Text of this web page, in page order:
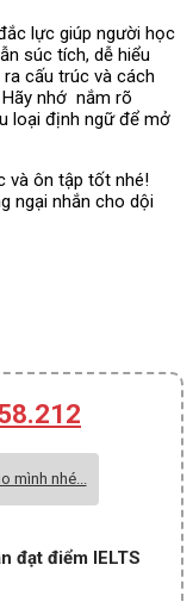
lực giúp người học
súc tích, dễ hiểu
cấu trúc và cách
nhớ nắm rõ
loại định ngữ để mở
và ôn tập tốt nhé!
ngại nhắn cho dội
mình nhé...
đạt điểm IELTS